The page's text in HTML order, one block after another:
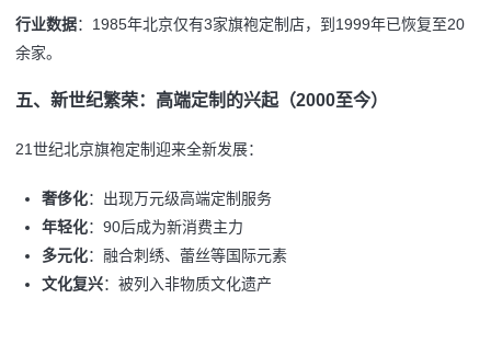
行业数据：1985年北京仅有3家旗袍定制店，到1999年已恢复至20
余家。
五、新世纪繁荣：高端定制的兴起（2000至今）
21世纪北京旗袍定制迎来全新发展：
奢侈化：出现万元级高端定制服务
年轻化：90后成为新消费主力
多元化：融合刺绣、蕾丝等国际元素
文化复兴：被列入非物质文化遗产